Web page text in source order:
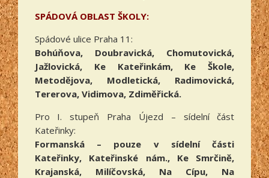
SPÁDOVÁ OBLAST ŠKOLY:
Spádové ulice Praha 11:
Bohúňova, Doubravická, Chomutovická,
Jažlovická, Ke Kateřinkám, Ke Škole,
Metodějova, Modletická, Radimovická,
Tererova, Vidimova, Zdiměřická.
Pro I. stupeň Praha Újezd – sídelní část
Kateřinky:
Formanská – pouze v sídelní části
Kateřinky, Kateřinské nám., Ke Smrčině,
Krajanská, Milíčovská, Na Cípu, Na